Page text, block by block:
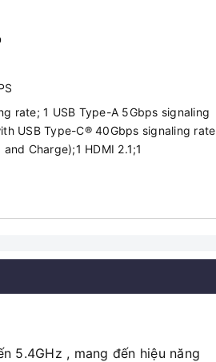
rate; 1 USB Type-A 5Gbps signaling
USB Type-C® 40Gbps signaling rate
Charge);1 HDMI 2.1;1
5.4GHz , mang đến hiệu năng